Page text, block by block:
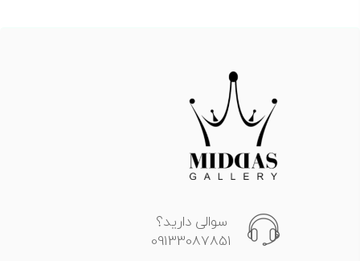
سوالی دارید؟
09133087851